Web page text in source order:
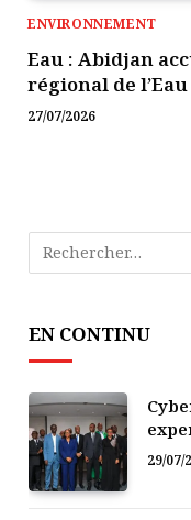
ENVIRONNEMENT
Eau : Abidjan
régional de
27/07/2026
EN CONTINU
29/07/